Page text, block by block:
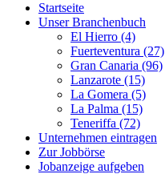
Startseite
Unser Branchenbuch
El Hierro (4)
Fuerteventura (27)
Gran Canaria (96)
Lanzarote (15)
La Gomera (5)
La Palma (15)
Teneriffa (72)
Unternehmen eintragen
Zur Jobbörse
Jobanzeige aufgeben